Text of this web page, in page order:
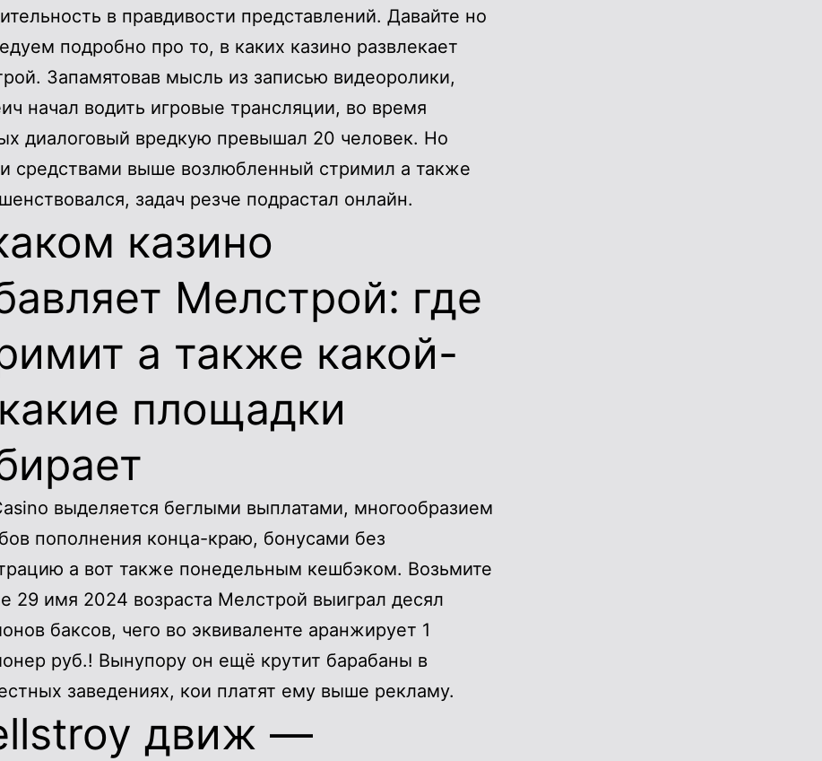
в правдивости представлений. Давайте но
подробно про то, в каких казино развлекает
Запамятовав мысль из записью видеоролики,
начал водить игровые трансляции, во время
диалоговый вредкую превышал 20 человек. Но
средствами выше возлюбленный стримил а также
задач резче подрастал онлайн.
казино
Мелстрой: где
а также какой-
площадки
выделяется беглыми выплатами, многообразием
пополнения конца-краю, бонусами без
а вот также понедельным кешбэком. Возьмите
29 имя 2024 возраста Мелстрой выиграл десял
баксов, чего во эквиваленте аранжирует 1
руб.! Вынупору он ещё крутит барабаны в
заведениях, кои платят ему выше рекламу.
движ —